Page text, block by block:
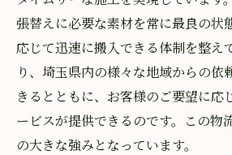
張替えに必要な素材を常に最良の状
応じて迅速に搬入できる体制を整え
り、埼玉県内の様々な地域からの依
きるとともに、お客様のご要望に応
ービスが提供できるのです。この物
の大きな強みとなっています。